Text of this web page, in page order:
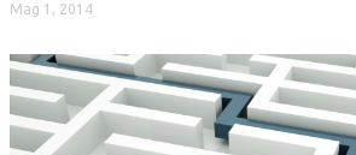
Mag 1, 2014